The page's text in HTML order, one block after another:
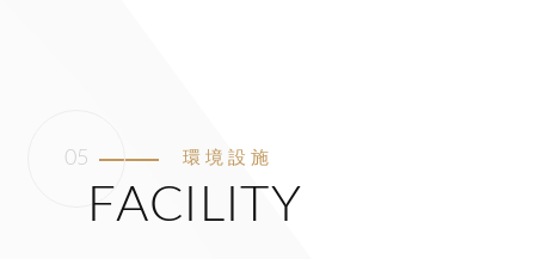
環境設施
FACILITY